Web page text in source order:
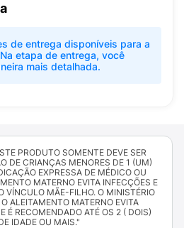
de entrega disponíveis para a
etapa de entrega, você
mais detalhada.
PRODUTO SOMENTE DEVE SER
DE CRIANÇAS MENORES DE 1 (UM)
EXPRESSA DE MÉDICO OU
MATERNO EVITA INFECÇÕES E
VÍNCULO MÃE-FILHO. O MINISTÉRIO
ALEITAMENTO MATERNO EVITA
É RECOMENDADO ATÉ OS 2 ( DOIS)
IDADE OU MAIS."